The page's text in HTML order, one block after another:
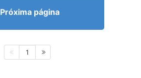
Próxima página
1